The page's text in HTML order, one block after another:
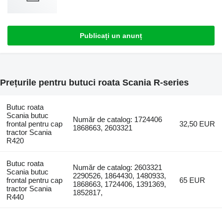
Publicați un anunț
Prețurile pentru butuci roata Scania R-series
Butuc roata
Scania butuc
frontal pentru cap
tractor Scania
R420
Număr de catalog: 1724406
1868663, 2603321
32,50 EUR
Butuc roata
Scania butuc
frontal pentru cap
tractor Scania
R440
Număr de catalog: 2603321
2290526, 1864430, 1480933,
1868663, 1724406, 1391369,
1852817,
65 EUR